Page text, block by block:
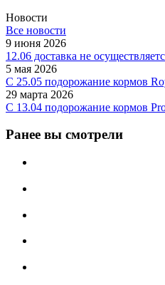
Новости
Все новости
9 июня 2026
12.06 доставка не
5 мая 2026
C 25.05 подорожание кормов
29 марта 2026
С 13.04 подорожание кормов
Ранее вы смотрели